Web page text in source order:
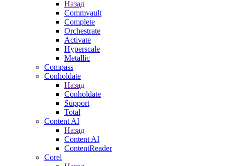
Назад
Commvault
Complete
Orchestrate
Activate
Hyperscale
Metallic
Compass
Conholdate
Назад
Conholdate
Support
Total
Content AI
Назад
Content AI
ContentReader
Corel